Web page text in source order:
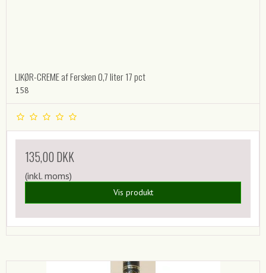
LIKØR-CREME af Fersken 0,7 liter 17 pct
158
135,00 DKK
(inkl. moms)
Vis produkt